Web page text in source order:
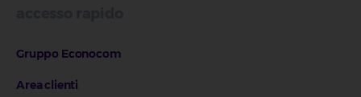
Gruppo Econocom
Area clienti